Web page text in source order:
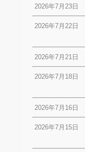
2026年7月23日
2026年7月22日
2026年7月21日
2026年7月18日
2026年7月16日
2026年7月15日